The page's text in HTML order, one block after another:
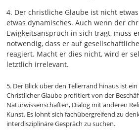
4. Der christliche Glaube ist nicht
etwas dynamisches. Auch wenn der
Ewigkeitsanspruch in sich trägt, muss
notwendig, dass er auf
reagiert. Macht er dies nicht, wird er
letztlich irrelevant.
5. Der Blick über den Tellerrand hinaus ist
Christlicher Glaube profitiert von der
Naturwissenschaften, Dialog mit anderen
Kunst. Es lohnt sich fachübergreifend zu
interdisziplinäre Gespräch zu suchen.